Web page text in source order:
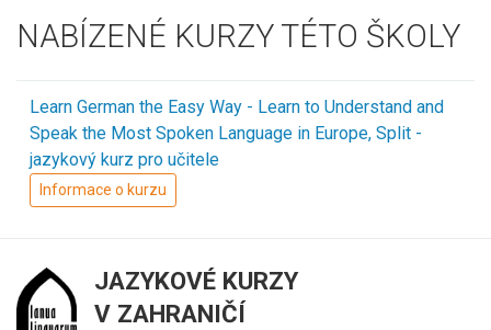
NABÍZENÉ KURZY TÉTO ŠKOLY
Learn German the Easy Way - Learn to Understand and
Speak the Most Spoken Language in Europe, Split -
jazykový kurz pro učitele
Informace o kurzu
JAZYKOVÉ KURZY
V ZAHRANIČÍ